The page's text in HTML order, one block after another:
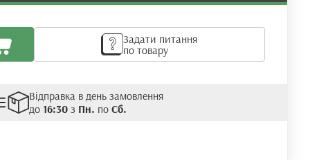
Задати питання
по товару
Відправка в день замовлення
до16:30 з Пн. поСб.